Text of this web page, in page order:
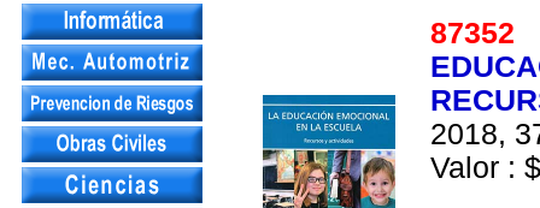
87352
2018,
Valor :